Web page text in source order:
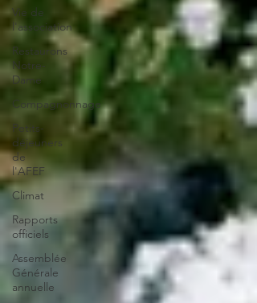
Vie de
l'association
Restaurons
Notre-
Dame
Compagnonnage
Petits-
déjeuners
de
l'AFEF
Climat
Rapports
officiels
Assemblée
Générale
annuelle